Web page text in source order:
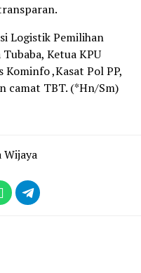
Logistik Pemilihan
Ketua KPU
Kominfo ,Kasat Pol PP,
camat TBT. (*Hn/Sm)